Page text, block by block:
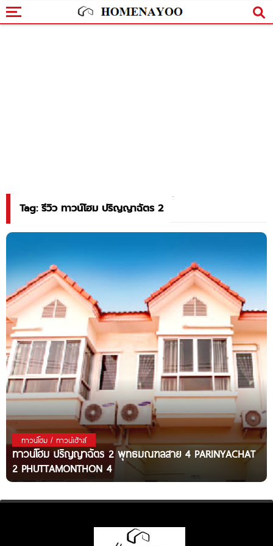
Tag: รีวิว ทาวน์โฮม ปริญญาฉัตร 2
ทาวน์โฮม / ทาวน์เฮ้าส์
ทาวน์โฮม ปริญญาฉัตร 2 พุทธมณฑลสาย 4 PARINYACHAT
2 PHUTTAMONTHON 4